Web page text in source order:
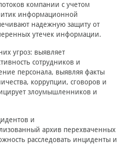
компании с учетом
информационной
надежную защиту от
утечек информации.
угроз: выявляет
сотрудников и
персонала, выявляя факты
коррупции, сговоров и
злоумышленников и
и
архив перехваченных
расследовать инциденты и